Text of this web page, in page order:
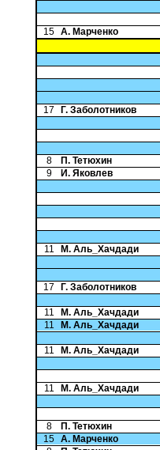
15 А. Марченко
17
Г. Заболотников
8
П. Тетюхин
9
И. Яковлев
11
М. Аль_Хачдади
17
Г. Заболотников
11
М. Аль_Хачдади
11
М. Аль_Хачдади
11
М. Аль_Хачдади
11
М. Аль_Хачдади
8
П. Тетюхин
15 А. Марченко